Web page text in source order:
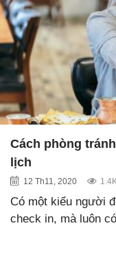
Cách phòng
lịch
12 Th11, 2020
Có một kiểu người
check in, mà luôn